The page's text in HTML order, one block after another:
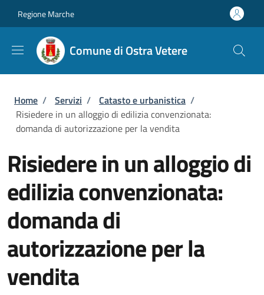
Regione Marche
Comune di Ostra Vetere
Briciole di pane
Home / Servizi / Catasto e urbanistica /
Risiedere in un alloggio di edilizia convenzionata:
domanda di autorizzazione per la vendita
Risiedere in un alloggio di
edilizia convenzionata:
domanda di
autorizzazione per la
vendita